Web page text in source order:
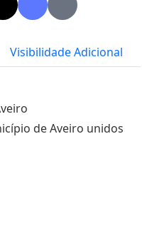
Visibilidade Adicional
de Aveiro unidos